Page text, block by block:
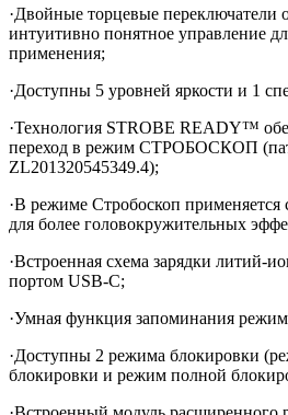
·Двойные торцевые переключатели
интуитивно понятное управление
применения;
·Доступны 5 уровней яркости и 1
·Технология STROBE READY™
переход в режим СТРОБОСКОП
ZL201320545349.4);
·В режиме Стробоскоп применяется
для более головокружительных
·Встроенная схема зарядки литий-
портом USB-C;
·Умная функция запоминания
·Доступны 2 режима блокировки
блокировки и режим полной